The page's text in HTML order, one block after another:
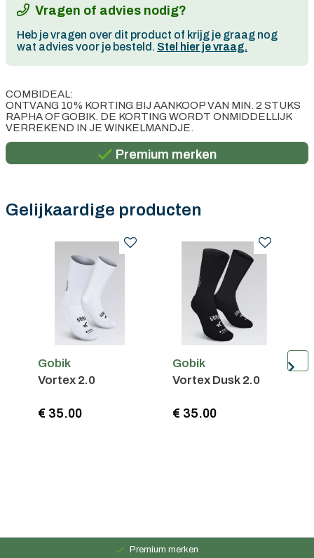
Vragen of advies nodig?
Heb je vragen over dit product of krijg je graag nog
wat advies voor je besteld. Stel hier je vraag.
COMBIDEAL:
ONTVANG 10% KORTING BIJ AANKOOP VAN MIN. 2 STUKS
RAPHA OF GOBIK. DE KORTING WORDT ONMIDDELLIJK
VERREKEND IN JE WINKELMANDJE.
Persoonlijk advies
Gratis verzending in België vanaf €100
Premium merken
Gelijkaardige producten
Gobik
Vortex 2.0
€ 35.00
Gobik
Vortex Dusk 2.0
€ 35.00
Premium merken